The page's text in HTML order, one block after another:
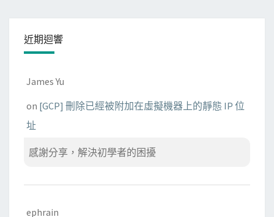
近期迴響
James Yu
on [GCP] 刪除已經被附加在虛擬機器上的靜態 IP 位
址
感謝分享，解決初學者的困擾
ephrain